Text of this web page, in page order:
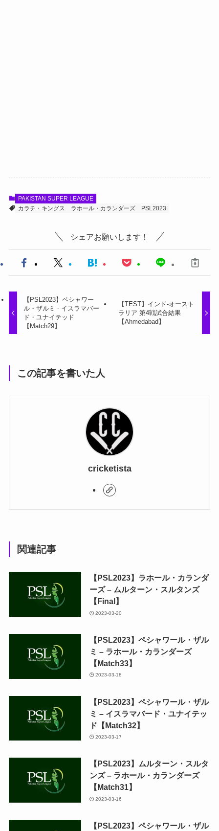
PAKISTAN SUPER LEAGUE
カラチ・キングス
ラホール・カランダーズ PSL2023
シェアお願いします！
【PSL2023】ペシャワー
ル・ザルミ - イスラマバー
ド・ユナイテッド
【Match29】
【TEST】インド-オースト
ラリア 第4戦試合結果
【Ahmedabad】
この記事を書いた人
cricketista
関連記事
【PSL2023】ラホール・カランダ
ーズ – ムルターン・スルタンズ
【Final】
2023-03-20
【PSL2023】ペシャワール・ザル
ミ – ラホール・カランダーズ
【Match33】
2023-03-18
【PSL2023】ペシャワール・ザル
ミ – イスラマバード・ユナイテッ
ド【Match32】
2023-03-17
【PSL2023】ムルターン・スルタ
ンズ – ラホール・カランダーズ
【Match31】
2023-03-16
【PSL2023】ペシャワール・ザル